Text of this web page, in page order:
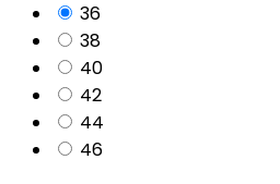
36
38
40
42
44
46